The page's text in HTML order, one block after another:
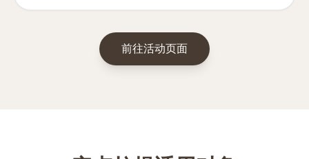
前往活动页面